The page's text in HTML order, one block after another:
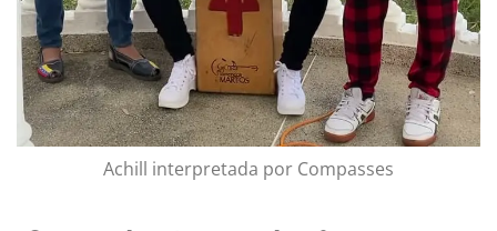
Achill interpretada por Compasses